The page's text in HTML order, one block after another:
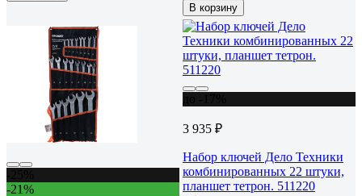
В корзину
-21%
3 935 ₽
Набор ключей Дело Техники
комбинированных 22 штуки,
планшет тетрон. 511220